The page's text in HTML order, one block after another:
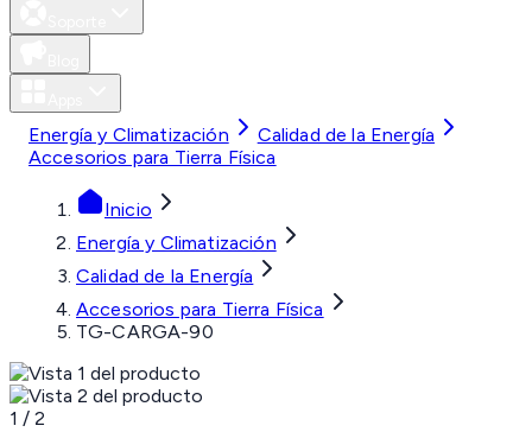
Energía y Climatización
Calidad de la Energía
Accesorios para Tierra Física
Inicio
Energía y Climatización
Calidad de la Energía
Accesorios para Tierra Física
TG-CARGA-90
1 / 2